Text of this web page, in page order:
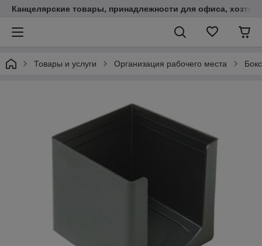
Канцелярские товары, принадлежности для офиса,
Товары и услуги Организация рабочего места